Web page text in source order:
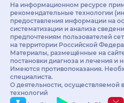
На информационном ресурсе
рекомендательные технологии
предоставления информации на
систематизации и анализа
предпочтениям пользователей
на территории Российской
Материалы, размещённые на
постановки диагноза и лечения и
Имеются противопоказания.
специалиста.
О деятельности, осуществляемой
технологий